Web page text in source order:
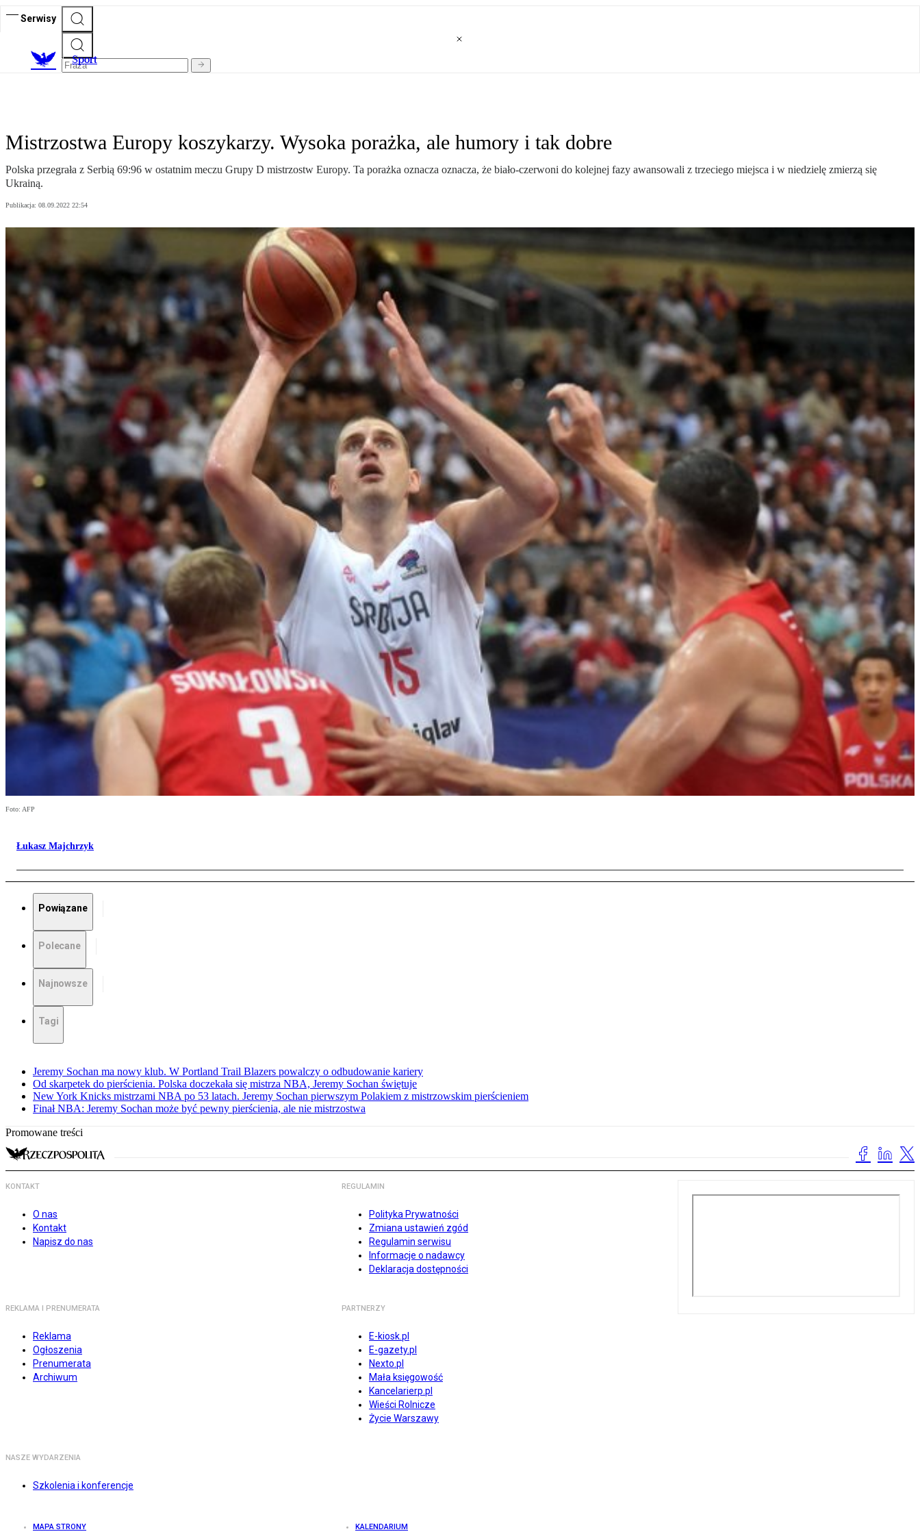
Serwisy
Sport
Mistrzostwa Europy koszykarzy. Wysoka porażka, ale humory i tak dobre
Polska przegrała z Serbią 69:96 w ostatnim meczu Grupy D mistrzostw Europy. Ta porażka oznacza oznacza, że biało-czerwoni do kolejnej fazy awansowali z trzeciego miejsca i w niedzielę zmierzą się
Ukrainą.
Publikacja: 08.09.2022 22:54
Foto: AFP
Łukasz Majchrzyk
Powiązane
Polecane
Najnowsze
Tagi
Jeremy Sochan ma nowy klub. W Portland Trail Blazers powalczy o odbudowanie kariery
Od skarpetek do pierścienia. Polska doczekała się mistrza NBA, Jeremy Sochan świętuje
New York Knicks mistrzami NBA po 53 latach. Jeremy Sochan pierwszym Polakiem z mistrzowskim pierścieniem
Finał NBA: Jeremy Sochan może być pewny pierścienia, ale nie mistrzostwa
Promowane treści
KONTAKT
O nas
Kontakt
Napisz do nas
REGULAMIN
Polityka Prywatności
Zmiana ustawień zgód
Regulamin serwisu
Informacje o nadawcy
Deklaracja dostępności
REKLAMA I PRENUMERATA
Reklama
Ogłoszenia
Prenumerata
Archiwum
PARTNERZY
E-kiosk.pl
E-gazety.pl
Nexto.pl
Mała księgowość
Kancelarierp.pl
Wieści Rolnicze
Życie Warszawy
NASZE WYDARZENIA
Szkolenia i konferencje
MAPA STRONY KALENDARIUM